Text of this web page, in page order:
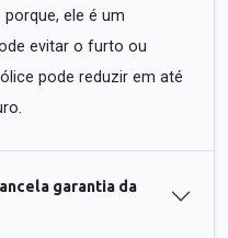
ele é um
evitar o furto ou
pode reduzir em até
garantia da